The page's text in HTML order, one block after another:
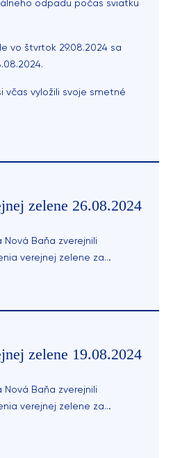
odpadu počas sviatku
vo štvrtok 29.08.2024 sa
včas vyložili svoje smetné
zelene 26.08.2024
Baňa zverejnili
verejnej zelene za
zelene 19.08.2024
Baňa zverejnili
verejnej zelene za